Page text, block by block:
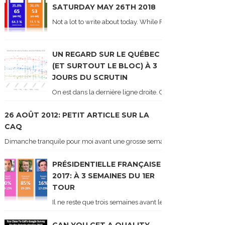
SATURDAY MAY 26TH 2018
Not a lot to write about today. While Forum did come out
UN REGARD SUR LE QUÉBEC
(ET SURTOUT LE BLOC) À 3
JOURS DU SCRUTIN
On est dans la dernière ligne droite. On le sait car les
26 AOÛT 2012: PETIT ARTICLE SUR LA
CAQ
Dimanche tranquile pour moi avant une grosse semaine. Voici sur le
PRÉSIDENTIELLE FRANÇAISE
2017: À 3 SEMAINES DU 1ER
TOUR
Il ne reste que trois semaines avant le 1er tour de